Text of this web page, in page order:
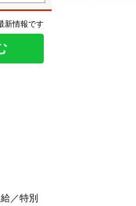
新情報です
／特別